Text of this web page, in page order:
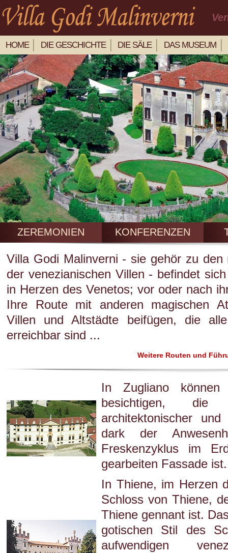
HOME DIE GESCHICHTE DIE SÄLE DAS MUSEUM
ZEREMONIEN KONFERENZEN
Villa Godi Malinverni - sie gehör zu den
der venezianischen Villen - befindet
in Herzen des Venetos; vor oder nach
Ihre Route mit anderen magischen
Villen und Altstädte beifügen, die
erreichbar sind ...
Weitere Routen und
In Zugliano
besichtigen, die
architektonischer
dark der
Freskenzyklus im
gearbeiten Fassade ist.
In Thiene, im Herzen
Schloss von Thiene,
Thiene gennant ist.
gotischen Stil des
aufwendigen